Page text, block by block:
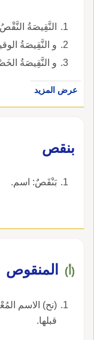
النَّقِيصَةُ
و النَّقِيصَةُ
و النَّقِيصَةُ
عرض المزيد
بنقص
بَنْقَصٌ: اسم.
(أ) المنقوص
(نح) الاسم
قبلها.